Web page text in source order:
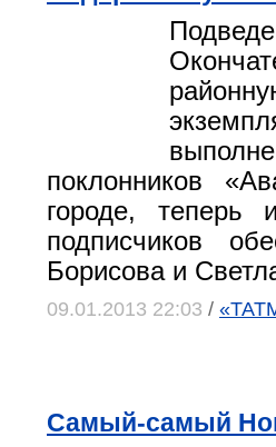
поклонников
городе,
подписчиков
Борисова и
09.01.2013 22:03 /
Самый-самый